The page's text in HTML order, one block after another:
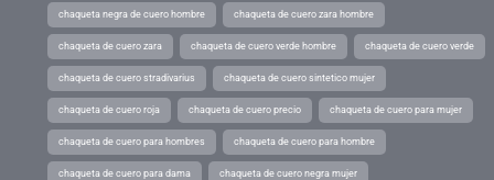
chaqueta negra de cuero hombre chaqueta de cuero zara hombre
chaqueta de cuero zara chaqueta de cuero verde hombre chaqueta de cuero verde
chaqueta de cuero stradivarius chaqueta de cuero sintetico mujer
chaqueta de cuero roja chaqueta de cuero precio chaqueta de cuero para mujer
chaqueta de cuero para hombres chaqueta de cuero para hombre
chaqueta de cuero para dama chaqueta de cuero negra mujer